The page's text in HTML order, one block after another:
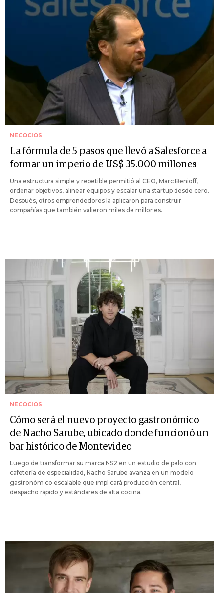
NEGOCIOS
La fórmula de 5 pasos que llevó a Salesforce a
formar un imperio de US$ 35.000 millones
Una estructura simple y repetible permitió al CEO, Marc Benioff,
ordenar objetivos, alinear equipos y escalar una startup desde cero.
Después, otros emprendedores la aplicaron para construir
compañías que también valieron miles de millones.
NEGOCIOS
Cómo será el nuevo proyecto gastronómico
de Nacho Sarube, ubicado donde funcionó un
bar histórico de Montevideo
Luego de transformar su marca NS2 en un estudio de pelo con
cafetería de especialidad, Nacho Sarube avanza en un modelo
gastronómico escalable que implicará producción central,
despacho rápido y estándares de alta cocina.